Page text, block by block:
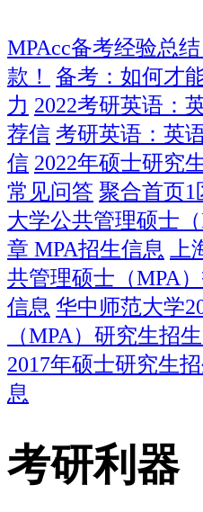
MPAcc备考经验总
款！
备考：如何才
力 2022考研英语：
荐信 考研英语：英
信 2022年硕士研究
常见问答 聚合首页1
大学公共管理硕士
章 MPA招生信息
共管理硕士（MPA
信息 华中师范大学
（MPA）研究生招
2017年硕士研究生
息
考研利器